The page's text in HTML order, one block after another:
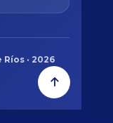
Ríos · 2026